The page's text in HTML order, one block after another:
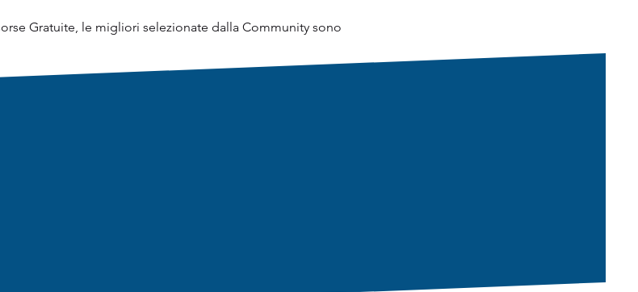
Gratuite, le migliori selezionate dalla Community sono